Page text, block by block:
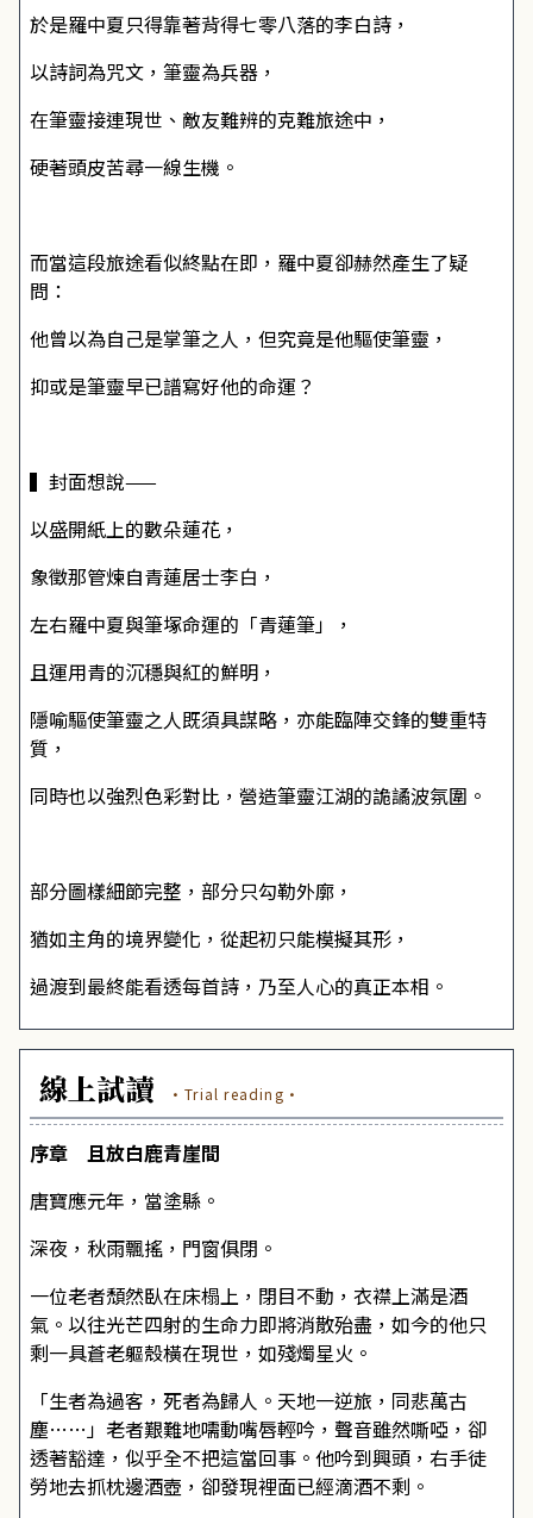
於是羅中夏只得靠著背得七零八落的李白詩，
以詩詞為咒文，筆靈為兵器，
在筆靈接連現世、敵友難辨的克難旅途中，
硬著頭皮苦尋一線生機。
而當這段旅途看似終點在即，羅中夏卻赫然產生了疑
問：
他曾以為自己是掌筆之人，但究竟是他驅使筆靈，
抑或是筆靈早已譜寫好他的命運？
▍封面想說——
以盛開紙上的數朵蓮花，
象徵那管煉自青蓮居士李白，
左右羅中夏與筆塚命運的「青蓮筆」，
且運用青的沉穩與紅的鮮明，
隱喻驅使筆靈之人既須具謀略，亦能臨陣交鋒的雙重特
質，
同時也以強烈色彩對比，營造筆靈江湖的詭譎波氛圍。
部分圖樣細節完整，部分只勾勒外廓，
猶如主角的境界變化，從起初只能模擬其形，
過渡到最終能看透每首詩，乃至人心的真正本相。
線上試讀 ·Trial reading·
序章 且放白鹿青崖間
唐寶應元年，當塗縣。
深夜，秋雨飄搖，門窗俱閉。
一位老者頹然臥在床榻上，閉目不動，衣襟上滿是酒
氣。以往光芒四射的生命力即將消散殆盡，如今的他只
剩一具蒼老軀殼橫在現世，如殘燭星火。
「生者為過客，死者為歸人。天地一逆旅，同悲萬古
塵……」老者艱難地嚅動嘴唇輕吟，聲音雖然嘶啞，卻
透著豁達，似乎全不把這當回事。他吟到興頭，右手徒
勞地去抓枕邊酒壺，卻發現裡面已經滴酒不剩。